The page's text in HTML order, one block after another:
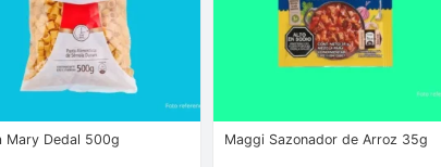
Mary Dedal 500g Maggi Sazonador de Arroz 35g